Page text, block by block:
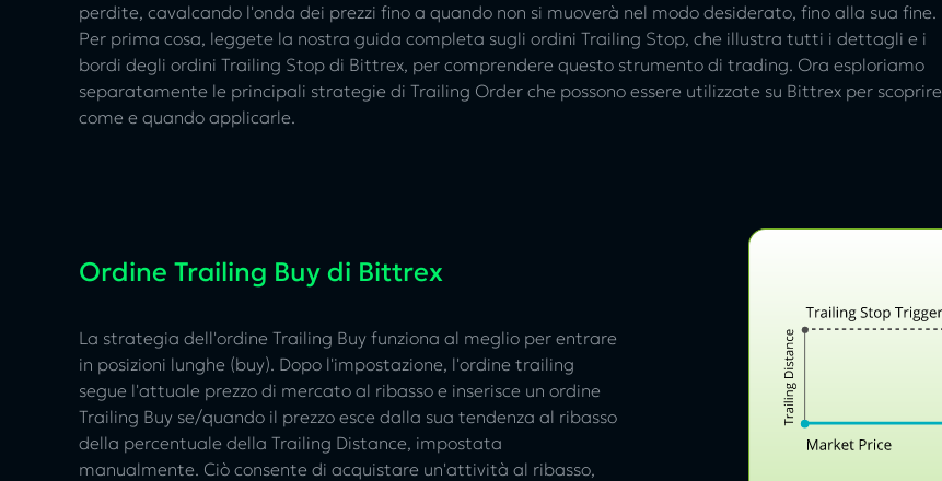
perdite, cavalcando l'onda dei prezzi fino a quando non si muoverà nel modo desiderato, fino alla sua fine.
Per prima cosa, leggete la nostra guida completa sugli ordini Trailing Stop, che illustra tutti i dettagli e i
bordi degli ordini Trailing Stop di Bittrex, per comprendere questo strumento di trading. Ora esploriamo
separatamente le principali strategie di Trailing Order che possono essere utilizzate su Bittrex per scoprire
come e quando applicarle.
Ordine Trailing Buy di Bittrex
La strategia dell'ordine Trailing Buy funziona al meglio per entrare
in posizioni lunghe (buy). Dopo l'impostazione, l'ordine trailing
segue l'attuale prezzo di mercato al ribasso e inserisce un ordine
Trailing Buy se/quando il prezzo esce dalla sua tendenza al ribasso
della percentuale della Trailing Distance, impostata
manualmente. Ciò consente di acquistare un'attività al ribasso,